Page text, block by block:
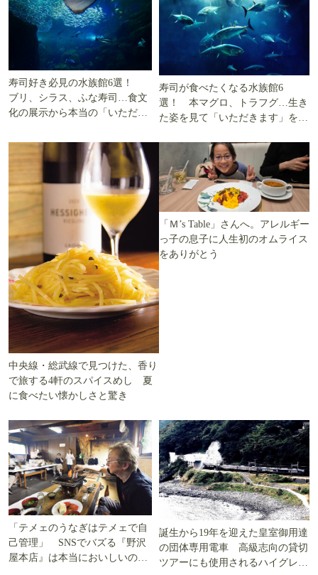
寿司好き必見の水族館6選！
ブリ、シラス、ふな寿司…食文
化の展示から本当の「いただき
寿司が食べたくなる水族館6
選！ 本マグロ、トラフグ…生き
た姿を見て「いただきます」を考
中央線・総武線で見つけた、香り
で旅する4軒のスパイスめし 夏
に食べたい懐かしさと驚き
「Ｍ’s Table」さんへ。アレルギー
っ子の息子に人生初のオムライス
をありがとう
「テメェのうなぎはテメェで自
己管理」 SNSでバズる『野沢
屋本店』は本当においしいの
誕生から19年を迎えた皇室御用達
の団体専用電車 高級志向の貸切
ツアーにも使用されるハイグレー